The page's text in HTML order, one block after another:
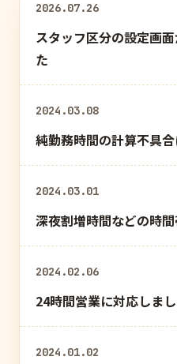
2026.07.26
スタッフ区分の設定画
た
2024.03.08
純勤務時間の計算不具
2024.03.01
深夜割増時間などの時
2024.02.06
24時間営業に対応しま
2024.01.02